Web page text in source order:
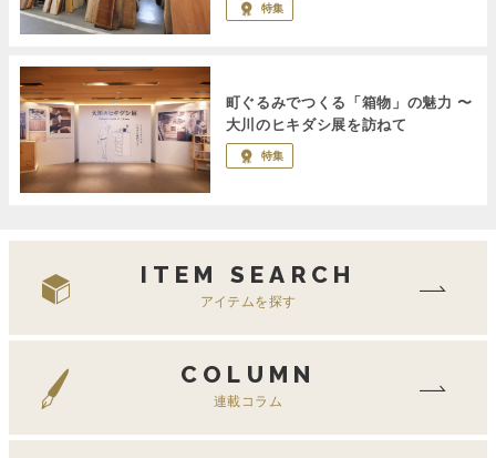
特集
町ぐるみでつくる「箱物」の魅力 〜
大川のヒキダシ展を訪ねて
特集
ITEM SEARCH
アイテムを探す
COLUMN
連載コラム